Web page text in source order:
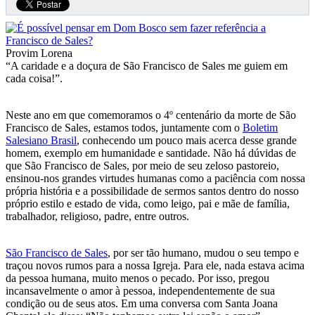
Provim Lorena
“A caridade e a doçura de São Francisco de Sales me guiem em
cada coisa!”.
Neste ano em que comemoramos o 4º centenário da morte de São
Francisco de Sales, estamos todos, juntamente com o Boletim
Salesiano Brasil, conhecendo um pouco mais acerca desse grande
homem, exemplo em humanidade e santidade. Não há dúvidas de
que São Francisco de Sales, por meio de seu zeloso pastoreio,
ensinou-nos grandes virtudes humanas como a paciência com nossa
própria história e a possibilidade de sermos santos dentro do nosso
próprio estilo e estado de vida, como leigo, pai e mãe de família,
trabalhador, religioso, padre, entre outros.
São Francisco de Sales, por ser tão humano, mudou o seu tempo e
traçou novos rumos para a nossa Igreja. Para ele, nada estava acima
da pessoa humana, muito menos o pecado. Por isso, pregou
incansavelmente o amor à pessoa, independentemente de sua
condição ou de seus atos. Em uma conversa com Santa Joana